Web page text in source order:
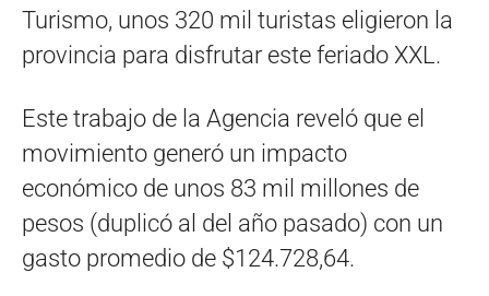
Turismo, unos 320 mil turistas eligieron la
provincia para disfrutar este feriado XXL.
Este trabajo de la Agencia reveló que el
movimiento generó un impacto
económico de unos 83 mil millones de
pesos (duplicó al del año pasado) con un
gasto promedio de $124.728,64.